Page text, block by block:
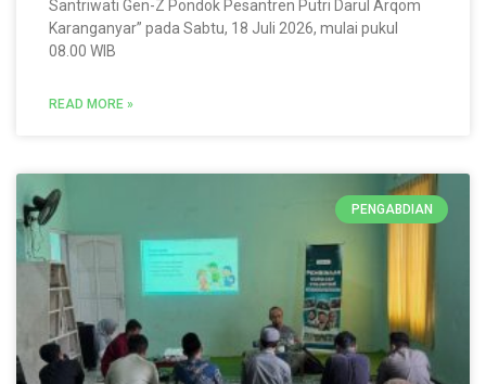
Santriwati Gen-Z Pondok Pesantren Putri Darul Arqom
Karanganyar” pada Sabtu, 18 Juli 2026, mulai pukul
08.00 WIB
READ MORE »
PENGABDIAN